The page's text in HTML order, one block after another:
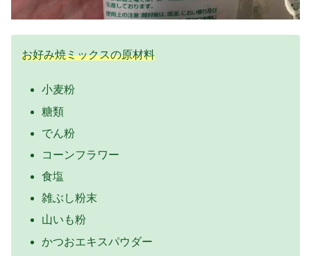
お好み焼ミックスの原材料
小麦粉
糖類
でん粉
コーンフラワー
食塩
雑ぶし粉末
山いも粉
かつおエキスパウダー